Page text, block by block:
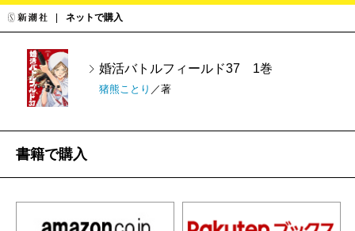
ネットで購入
婚活バトルフィールド37 1巻
猪熊ことり ／著
書籍で購入